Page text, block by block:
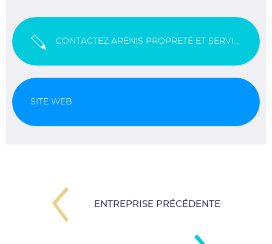
CONTACTEZ ARÈNIS PROPRETÉ ET SERVICES ASSOCIÉS
SITE WEB
ENTREPRISE PRÉCÉDENTE